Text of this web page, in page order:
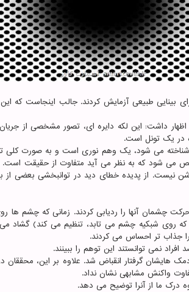
گسترش را بر روی ۵۰ فرد در گروه سنی ۱۸ تا ۴۰ سال و دارای بینایی طبیعی آزمایش کردند. جالب
داشت: این لکه دایره ای، تصور مشخصی از
در یک تونل است.
شناخته می شود، یک وهم نوری است و به صورت کلی
می شود که به نظر می آید متفاوت از حقیقت
نیست. از پدیده خطای دید در توانبخشی بعضی از
چشمان آنها را ردیابی کردند. زمانی که چشم ها
روی شبکیه چشم می تابد، تنظیم می کند) گشاد
هایشان گرفتار انقباض شد. علاوه بر این، محققان
واکنش مشابهی نشان نداد.
درک ما از آنرا توضیح می دهد.